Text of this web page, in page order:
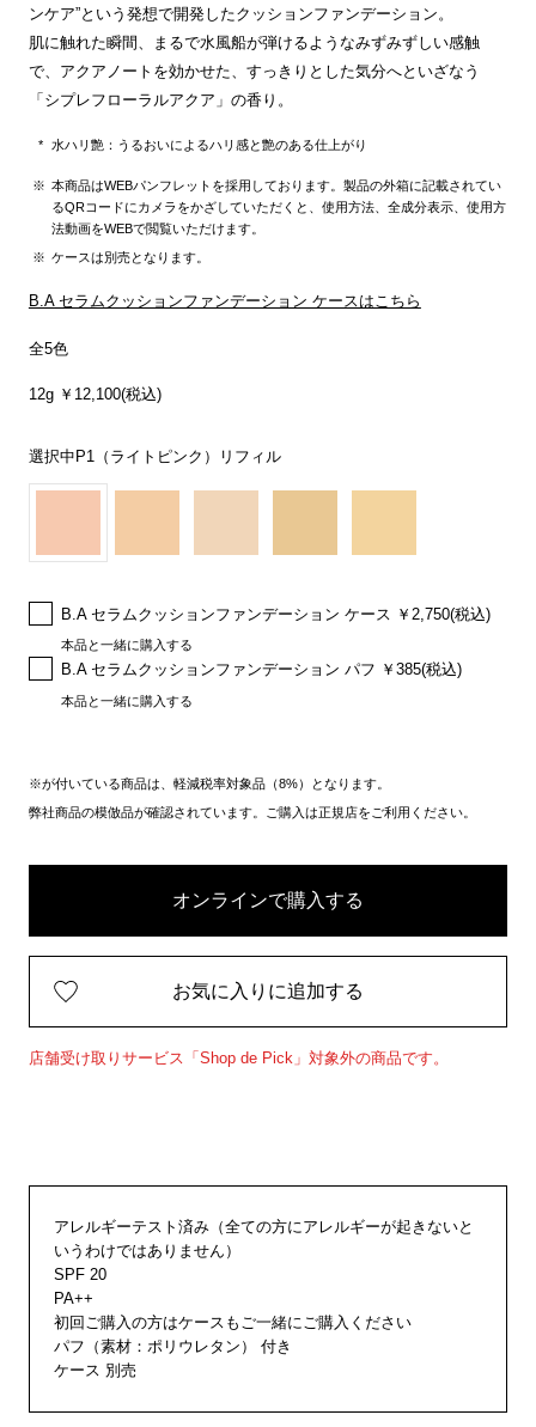
ンケア”という発想で開発したクッションファンデーション。
肌に触れた瞬間、まるで水風船が弾けるようなみずみずしい感触
で、アクアノートを効かせた、すっきりとした気分へといざなう
「シプレフローラルアクア」の香り。
水ハリ艶：うるおいによるハリ感と艶のある仕上がり
本商品はWEBパンフレットを採用しております。製品の外箱に記載されてい
るQRコードにカメラをかざしていただくと、使用方法、全成分表示、使用方
法動画をWEBで閲覧いただけます。
ケースは別売となります。
B.A セラムクッションファンデーション ケースはこちら
全5色
12g ￥12,100(税込)
選択中P1（ライトピンク）リフィル
B.A セラムクッションファンデーション ケース ￥2,750(税込)
本品と一緒に購入する
B.A セラムクッションファンデーション パフ ￥385(税込)
本品と一緒に購入する
※が付いている商品は、軽減税率対象品（8%）となります。
弊社商品の模倣品が確認されています。ご購入は正規店をご利用ください。
オンラインで購入する
お気に入りに追加する
店舗受け取りサービス「Shop de Pick」対象外の商品です。
アレルギーテスト済み（全ての方にアレルギーが起きないと
いうわけではありません）
SPF 20
PA++
初回ご購入の方はケースもご一緒にご購入ください
パフ（素材：ポリウレタン） 付き
ケース 別売